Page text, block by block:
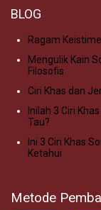
BLOG
Ragam
Mengulik Kain
Filosofis
Ciri Khas dan
Inilah 3 Ciri
Tau?
Ini 3 Ciri Khas
Ketahui
Metode